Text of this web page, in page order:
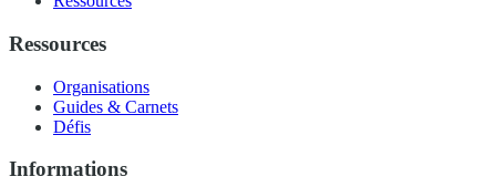
Ressources
Organisations
Guides & Carnets
Défis
Informations